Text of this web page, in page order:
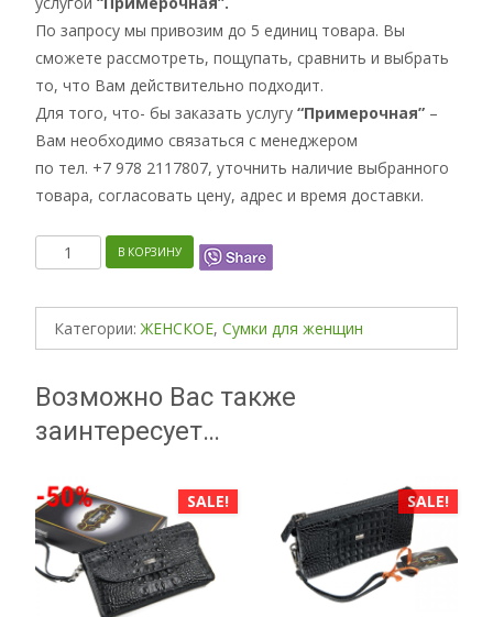
По запросу мы привозим до 5 единиц товара. Вы
сможете рассмотреть, пощупать, сравнить и выбрать
то, что Вам действительно подходит.
Для того, что- бы заказать услугу “Примерочная” –
Вам необходимо связаться с менеджером
по тел. +7 978 2117807, уточнить наличие выбранного
товара, согласовать цену, адрес и время доставки.
КоличествоВ КОРЗИНУ
Категории: ЖЕНСКОЕ, Сумки для женщин
Возможно Вас также
заинтересует…
SALE! SALE!